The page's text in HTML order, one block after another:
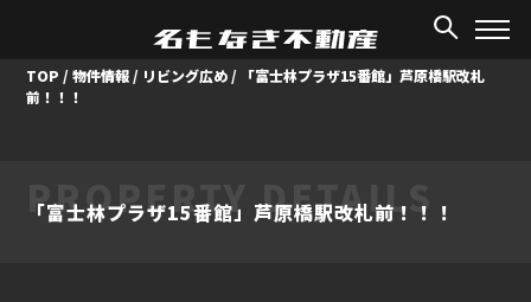
TOP /物件情報 / リビング広め /
「富士林プラザ15番館」芦原橋駅改札
前！！！
PROPERTY DETAILS
「富士林プラザ15番館」芦原橋駅改札前！！！